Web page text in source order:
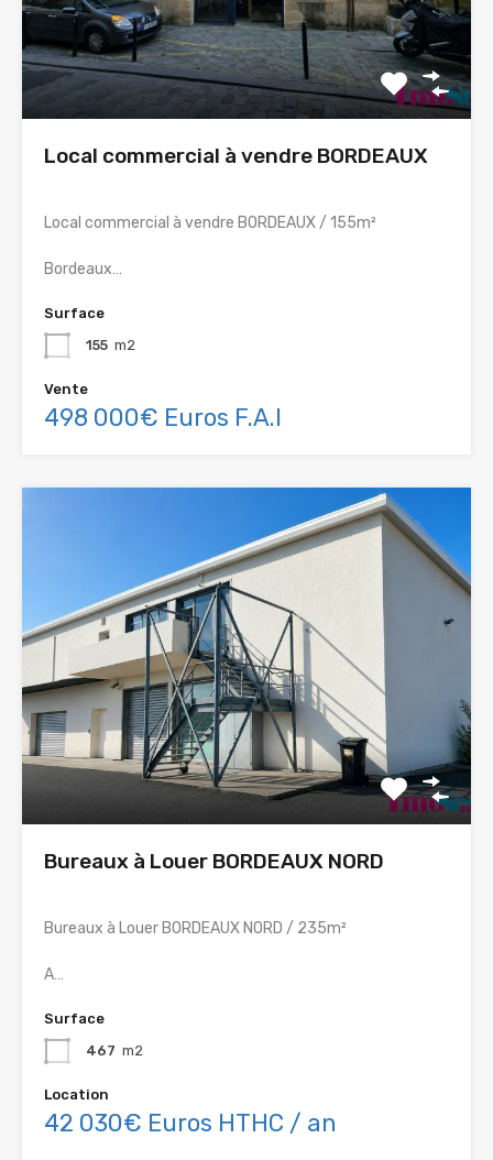
Local commercial à vendre BORDEAUX
Local commercial à vendre BORDEAUX / 155m²
Bordeaux…
Surface
155 m2
Vente
498 000€ Euros F.A.I
Bureaux à Louer BORDEAUX NORD
Bureaux à Louer BORDEAUX NORD / 235m²
A…
Surface
467 m2
Location
42 030€ Euros HTHC / an